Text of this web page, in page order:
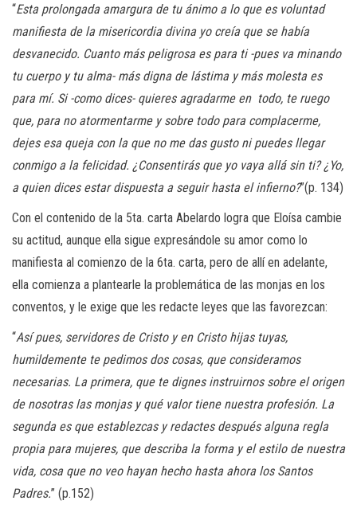
“Esta prolongada amargura de tu ánimo a lo que es voluntad
manifiesta de la misericordia divina yo creía que se había
desvanecido. Cuanto más peligrosa es para ti -pues va minando
tu cuerpo y tu alma- más digna de lástima y más molesta es
para mí. Si -como dices- quieres agradarme en todo, te ruego
que, para no atormentarme y sobre todo para complacerme,
dejes esa queja con la que no me das gusto ni puedes llegar
conmigo a la felicidad. ¿Consentirás que yo vaya allá sin ti? ¿Yo,
a quien dices estar dispuesta a seguir hasta el infierno?”(p. 134)
Con el contenido de la 5ta. carta Abelardo logra que Eloísa cambie
su actitud, aunque ella sigue expresándole su amor como lo
manifiesta al comienzo de la 6ta. carta, pero de allí en adelante,
ella comienza a plantearle la problemática de las monjas en los
conventos, y le exige que les redacte leyes que las favorezcan:
“Así pues, servidores de Cristo y en Cristo hijas tuyas,
humildemente te pedimos dos cosas, que consideramos
necesarias. La primera, que te dignes instruirnos sobre el origen
de nosotras las monjas y qué valor tiene nuestra profesión. La
segunda es que establezcas y redactes después alguna regla
propia para mujeres, que describa la forma y el estilo de nuestra
vida, cosa que no veo hayan hecho hasta ahora los Santos
Padres.” (p.152)